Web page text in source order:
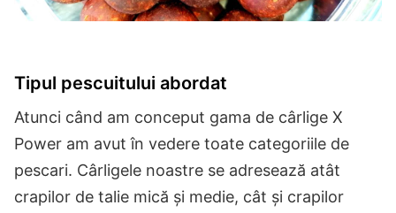
Tipul pescuitului abordat
Atunci când am conceput gama de cârlige X
Power am avut în vedere toate categoriile de
pescari. Cârligele noastre se adresează atât
crapilor de talie mică și medie, cât și crapilor